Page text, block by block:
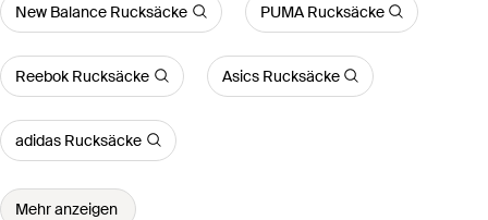
New Balance Rucksäcke PUMA Rucksäcke
Reebok Rucksäcke Asics Rucksäcke
adidas Rucksäcke
Mehr anzeigen